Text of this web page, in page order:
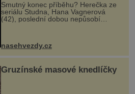
Smutný konec příběhu? Herečka ze
seriálu Studna, Hana Vagnerová
(42), poslední dobou nepůsobí
nasehvezdy.cz
Gruzínské masové knedlíčky